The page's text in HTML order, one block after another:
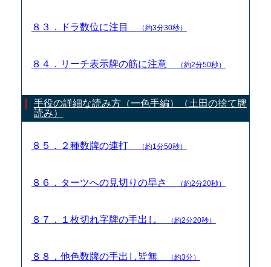
８３．ドラ数位に注目 （約3分30秒）
８４．リーチ表示牌の筋に注意 （約2分50秒）
手役の詳細な読み方（一色手編）（土田の捨て牌
読み）
８５．２種数牌の連打 （約1分50秒）
８６．ターツへの見切りの早さ （約2分20秒）
８７．１枚切れ字牌の手出し （約2分20秒）
８８．他色数牌の手出し皆無 （約3分）